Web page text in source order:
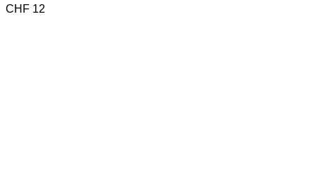
CHF 12